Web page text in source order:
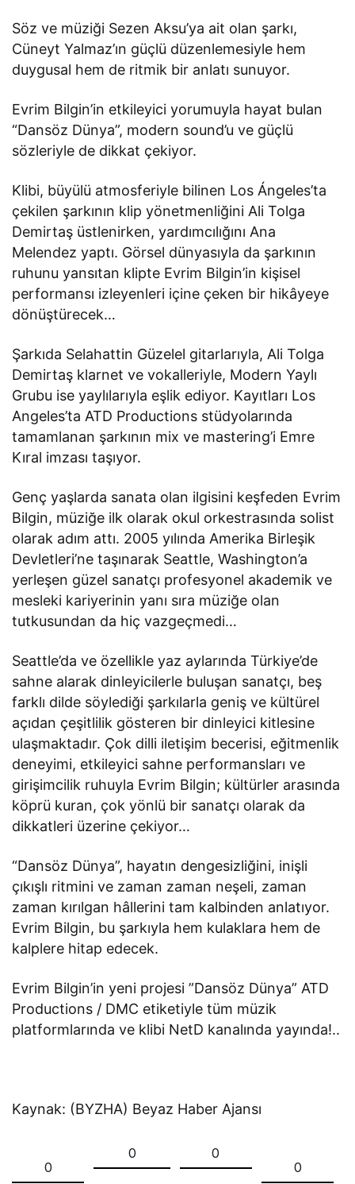
Söz ve müziği Sezen Aksu’ya ait olan şarkı,
Cüneyt Yalmaz’ın güçlü düzenlemesiyle hem
duygusal hem de ritmik bir anlatı sunuyor.
Evrim Bilgin’in etkileyici yorumuyla hayat bulan
“Dansöz Dünya”, modern sound’u ve güçlü
sözleriyle de dikkat çekiyor.
Klibi, büyülü atmosferiyle bilinen Los Ángeles’ta
çekilen şarkının klip yönetmenliğini Ali Tolga
Demirtaş üstlenirken, yardımcılığını Ana
Melendez yaptı. Görsel dünyasıyla da şarkının
ruhunu yansıtan klipte Evrim Bilgin’in kişisel
performansı izleyenleri içine çeken bir hikâyeye
dönüştürecek…
Şarkıda Selahattin Güzelel gitarlarıyla, Ali Tolga
Demirtaş klarnet ve vokalleriyle, Modern Yaylı
Grubu ise yaylılarıyla eşlik ediyor. Kayıtları Los
Angeles’ta ATD Productions stüdyolarında
tamamlanan şarkının mix ve mastering’i Emre
Kıral imzası taşıyor.
Genç yaşlarda sanata olan ilgisini keşfeden Evrim
Bilgin, müziğe ilk olarak okul orkestrasında solist
olarak adım attı. 2005 yılında Amerika Birleşik
Devletleri’ne taşınarak Seattle, Washington’a
yerleşen güzel sanatçı profesyonel akademik ve
mesleki kariyerinin yanı sıra müziğe olan
tutkusundan da hiç vazgeçmedi…
Seattle’da ve özellikle yaz aylarında Türkiye’de
sahne alarak dinleyicilerle buluşan sanatçı, beş
farklı dilde söylediği şarkılarla geniş ve kültürel
açıdan çeşitlilik gösteren bir dinleyici kitlesine
ulaşmaktadır. Çok dilli iletişim becerisi, eğitmenlik
deneyimi, etkileyici sahne performansları ve
girişimcilik ruhuyla Evrim Bilgin; kültürler arasında
köprü kuran, çok yönlü bir sanatçı olarak da
dikkatleri üzerine çekiyor…
“Dansöz Dünya”, hayatın dengesizliğini, inişli
çıkışlı ritmini ve zaman zaman neşeli, zaman
zaman kırılgan hâllerini tam kalbinden anlatıyor.
Evrim Bilgin, bu şarkıyla hem kulaklara hem de
kalplere hitap edecek.
Evrim Bilgin’in yeni projesi ”Dansöz Dünya” ATD
Productions / DMC etiketiyle tüm müzik
platformlarında ve klibi NetD kanalında yayında!..
Kaynak: (BYZHA) Beyaz Haber Ajansı
0
0
0
0